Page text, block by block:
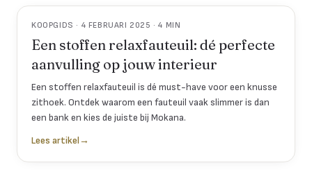
KOOPGIDS · 4 FEBRUARI 2025 · 4 MIN
Een stoffen relaxfauteuil: dé perfecte
aanvulling op jouw interieur
Een stoffen relaxfauteuil is dé must-have voor een knusse
zithoek. Ontdek waarom een fauteuil vaak slimmer is dan
een bank en kies de juiste bij Mokana.
Lees artikel→